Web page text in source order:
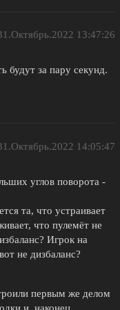
13:47:26
будут за пару секунд.
14:05:47
углов поворота -
та, что устраивает
что пулемёт не
Игрок на
не дизбаланс?
первым же делом
и, наконец,